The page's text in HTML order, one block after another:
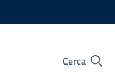
Cerca